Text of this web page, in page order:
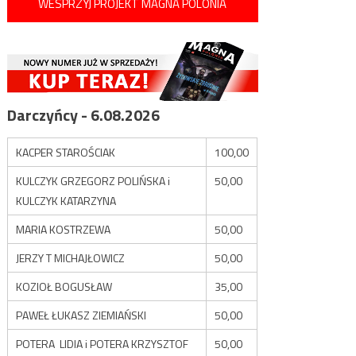
WESPRZYJ PROJEKT MAGNA POLONIA
Darczyńcy - 6.08.2026
KACPER STAROŚCIAK
100,00
KULCZYK GRZEGORZ POLIŃSKA i
KULCZYK KATARZYNA
50,00
MARIA KOSTRZEWA
50,00
JERZY T MICHAJŁOWICZ
50,00
KOZIOŁ BOGUSŁAW
35,00
PAWEŁ ŁUKASZ ZIEMIAŃSKI
50,00
POTERA LIDIA i POTERA KRZYSZTOF
50,00